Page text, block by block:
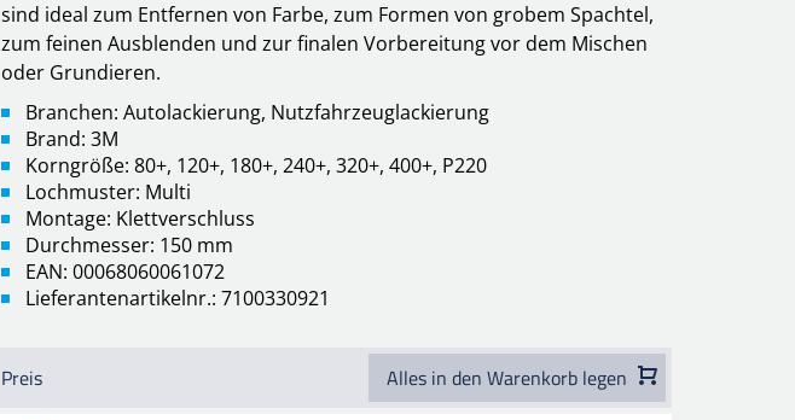
sind ideal zum Entfernen von Farbe, zum Formen von grobem Spachtel,
zum feinen Ausblenden und zur finalen Vorbereitung vor dem Mischen
oder Grundieren.
Branchen: Autolackierung, Nutzfahrzeuglackierung
Brand: 3M
Korngröße: 80+, 120+, 180+, 240+, 320+, 400+, P220
Lochmuster: Multi
Montage: Klettverschluss
Durchmesser: 150 mm
EAN: 00068060061072
Lieferantenartikelnr.: 7100330921
Preis Alles in den Warenkorb legen